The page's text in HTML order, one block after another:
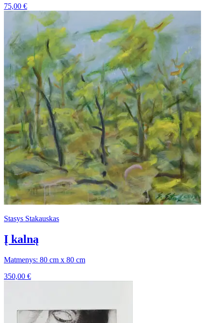
75,00 €
Stasys Stakauskas
Į kalną
Matmenys: 80 cm x 80 cm
350,00 €